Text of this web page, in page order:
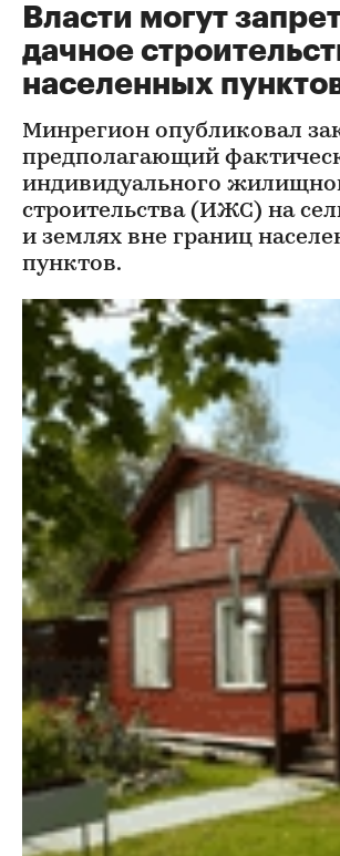
Власти могут
дачное
населенных
Минрегион опубликовал
предполагающий
индивидуального
строительства (ИЖС) на
и землях вне границ
пунктов.